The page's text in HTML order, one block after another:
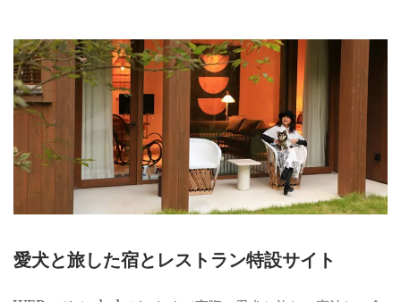
愛犬と旅した宿とレストラン特設サイト